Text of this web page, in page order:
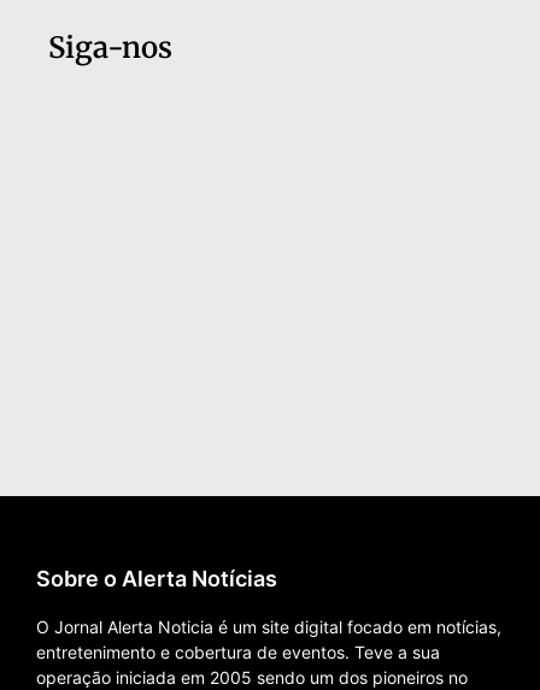
Siga-nos
Sobre o Alerta Notícias
O Jornal Alerta Noticia é um site digital focado em notícias,
entretenimento e cobertura de eventos. Teve a sua
operação iniciada em 2005 sendo um dos pioneiros no